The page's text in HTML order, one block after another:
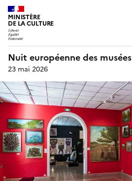
MINISTÈRE
DE LA CULTURE
Nuit européenne des musées
23 mai 2026